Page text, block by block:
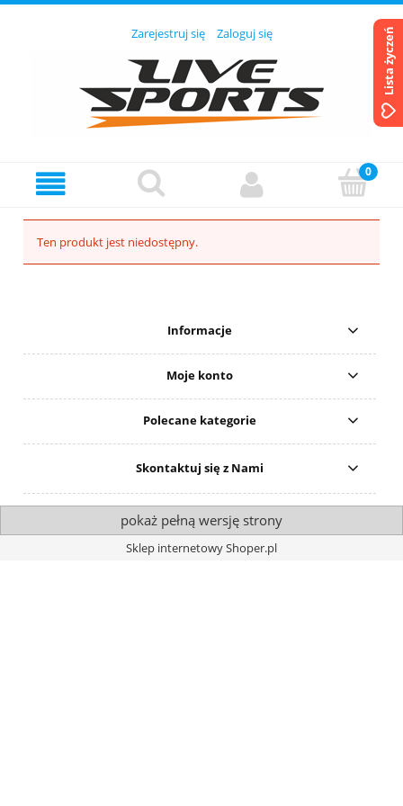
Zarejestruj się Zaloguj się
Ten produkt jest niedostępny.
Informacje
Moje konto
Polecane kategorie
Skontaktuj się z Nami
pokaż pełną wersję strony
Sklep internetowy Shoper.pl
Lista życzeń